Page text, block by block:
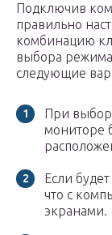
Подключив
правильно
комбинацию
выбора
следующие
При
мониторе
Если
что с
экранами.